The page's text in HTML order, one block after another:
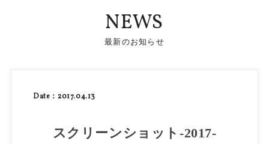
NEWS
最新のお知らせ
Date：2017.04.13
スクリーンショット-2017-